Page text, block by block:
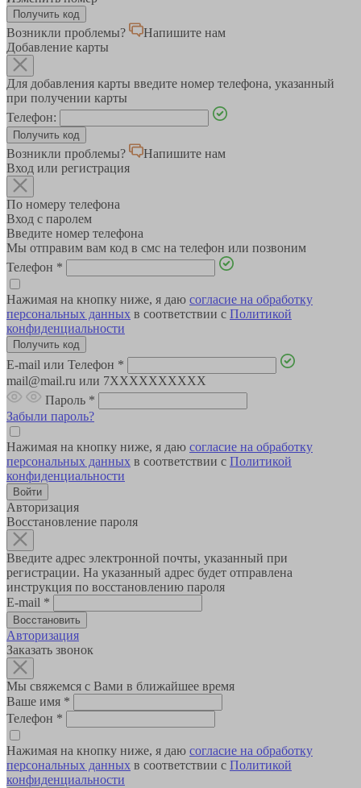
Возникли проблемы?
Напишите нам
Добавление карты
Для добавления карты введите номер телефона, указанный
при получении карты
Телефон:
Возникли проблемы?
Напишите нам
Вход или регистрация
По номеру телефона
Вход с паролем
Введите номер телефона
Мы отправим вам код в смс на телефон или позвоним
Телефон *
Нажимая на кнопку ниже, я даю согласие на обработку
персональных данных в соответствии с Политикой
конфиденциальности
E-mail или Телефон *
mail@mail.ru или 7XXXXXXXXXX
Пароль *
Забыли пароль?
Нажимая на кнопку ниже, я даю согласие на обработку
персональных данных в соответствии с Политикой
конфиденциальности
Авторизация
Восстановление пароля
Введите адрес электронной почты, указанный при
регистрации. На указанный адрес будет отправлена
инструкция по восстановлению пароля
E-mail *
Авторизация
Заказать звонок
Мы свяжемся с Вами в ближайшее время
Ваше имя *
Телефон *
Нажимая на кнопку ниже, я даю согласие на обработку
персональных данных в соответствии с Политикой
конфиденциальности